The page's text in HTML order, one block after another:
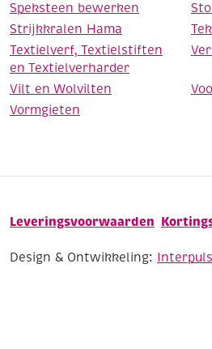
Speksteen bewerken
Strijkkralen Hama
Textielverf, Textielstiften
en Textielverharder
Vilt en Wolvilten
Vormgieten
Leveringsvoorwaarden
Design & Ontwikkeling: